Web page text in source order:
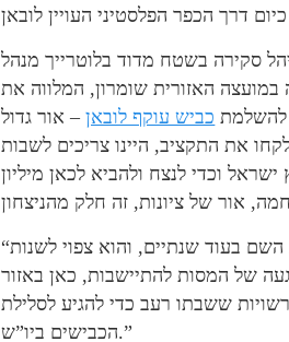
סקירה בשטח מדוד בלוטרייך מנהל
האזורית שומרון, המלווה את
להשלמת כביש עוקף לובאן– אור גדול
את התקציב, היינו צריכים לשבות
וכדי לנצח ולהביא לכאן מיליון
“הכביש החדש שאנחנו מתחילים כרגע את העבודות להשלמתו יסתיים בעזרת השם בעוד שנתיים, והוא צפוי לשנות
של המסות להתיישבות, כאן באזור
ששבתו רעב כדי להגיע לסלילת
הכבישים ביו”ש.”